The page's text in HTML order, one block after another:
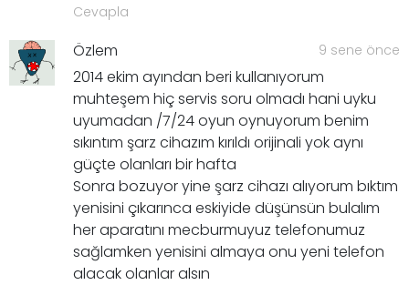
Cevapla
Özlem 9 sene önce
2014 ekim ayından beri kullanıyorum
muhteşem hiç servis soru olmadı hani uyku
uyumadan /7/24 oyun oynuyorum benim
sıkıntım şarz cihazım kırıldı orijinali yok aynı
güçte olanları bir hafta
Sonra bozuyor yine şarz cihazı alıyorum bıktım
yenisini çıkarınca eskiyide düşünsün bulalım
her aparatını mecburmuyuz telefonumuz
sağlamken yenisini almaya onu yeni telefon
alacak olanlar alsın